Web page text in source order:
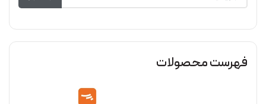
فهرست محصولات